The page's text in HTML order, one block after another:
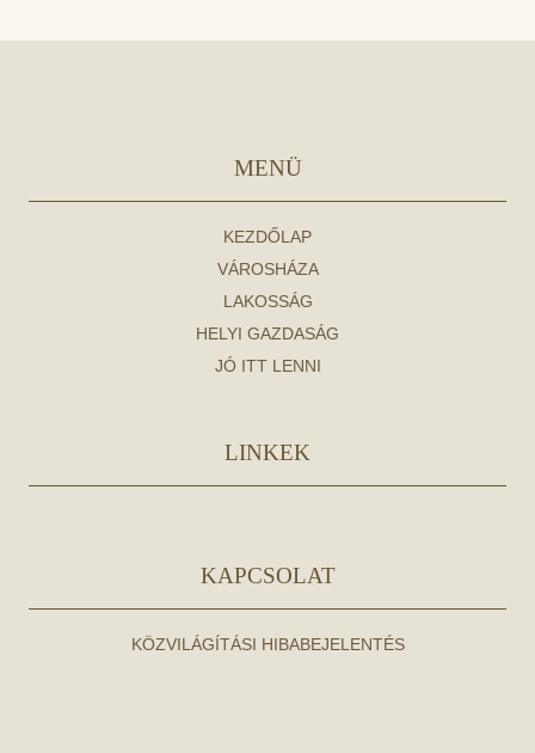
MENÜ
KEZDŐLAP
VÁROSHÁZA
LAKOSSÁG
HELYI GAZDASÁG
JÓ ITT LENNI
LINKEK
KAPCSOLAT
KÖZVILÁGÍTÁSI HIBABEJELENTÉS